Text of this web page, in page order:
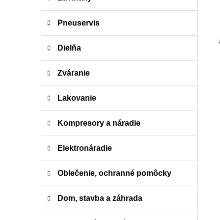
n
Pneuservis
Dielňa
Zváranie
Lakovanie
Kompresory a náradie
Elektronáradie
Oblečenie, ochranné pomôcky
Dom, stavba a záhrada